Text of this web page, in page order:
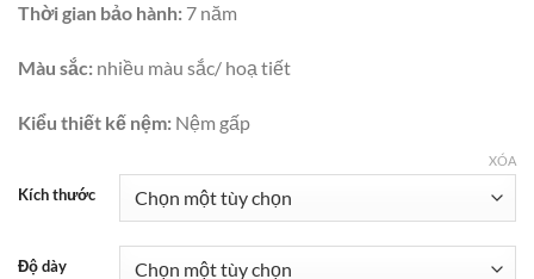
Thời gian bảo hành: 7 năm
Màu sắc: nhiều màu sắc/ hoạ tiết
Kiểu thiết kế nệm: Nệm gấp
Kích thước
Độ dày
XÓA